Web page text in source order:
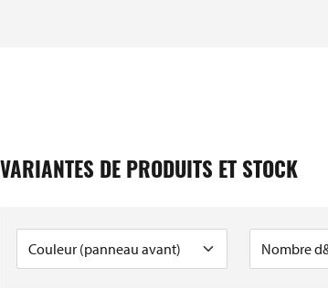
VARIANTES DE PRODUITS ET STOCK